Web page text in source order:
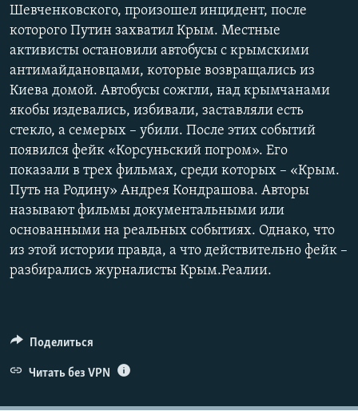
Шевченковского, произошел инцидент, после
которого Путин захватил Крым. Местные
активисты остановили автобусы с крымскими
антимайдановцами, которые возвращались из
Киева домой. Автобусы сожгли, над крымчанами
якобы издевались, избивали, заставляли есть
стекло, а семерых – убили. После этих событий
появился фейк «Корсуньский погром». Его
показали в трех фильмах, среди которых – «Крым.
Путь на Родину» Андрея Кондрашова. Авторы
называют фильмы документальными или
основанными на реальных событиях. Однако, что
из этой истории правда, а что действительно фейк –
разбирались журналисты Крым.Реалии.
Поделиться
Читать без VPN